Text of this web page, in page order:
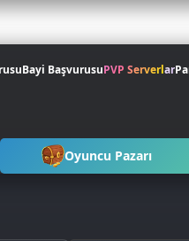
Bayi BaşvurusuPVP Serverlar
Oyuncu Pazarı